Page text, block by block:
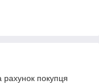
рахунок покупця